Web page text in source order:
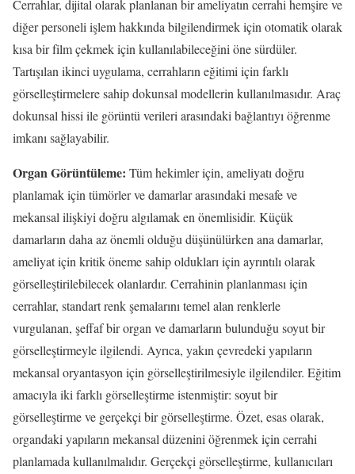
Cerrahlar, dijital olarak planlanan bir ameliyatın cerrahi hemşire ve
diğer personeli işlem hakkında bilgilendirmek için otomatik olarak
kısa bir film çekmek için kullanılabileceğini öne sürdüler.
Tartışılan ikinci uygulama, cerrahların eğitimi için farklı
görselleştirmelere sahip dokunsal modellerin kullanılmasıdır. Araç
dokunsal hissi ile görüntü verileri arasındaki bağlantıyı öğrenme
imkanı sağlayabilir.
Organ Görüntüleme: Tüm hekimler için, ameliyatı doğru
planlamak için tümörler ve damarlar arasındaki mesafe ve
mekansal ilişkiyi doğru algılamak en önemlisidir. Küçük
damarların daha az önemli olduğu düşünülürken ana damarlar,
ameliyat için kritik öneme sahip oldukları için ayrıntılı olarak
görselleştirilebilecek olanlardır. Cerrahinin planlanması için
cerrahlar, standart renk şemalarını temel alan renklerle
vurgulanan, şeffaf bir organ ve damarların bulunduğu soyut bir
görselleştirmeyle ilgilendi. Ayrıca, yakın çevredeki yapıların
mekansal oryantasyon için görselleştirilmesiyle ilgilendiler. Eğitim
amacıyla iki farklı görselleştirme istenmiştir: soyut bir
görselleştirme ve gerçekçi bir görselleştirme. Özet, esas olarak,
organdaki yapıların mekansal düzenini öğrenmek için cerrahi
planlamada kullanılmalıdır. Gerçekçi görselleştirme, kullanıcıları